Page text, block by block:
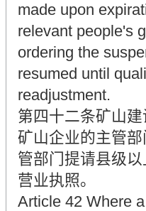
made upon
relevant people's
ordering the
resumed until
readjustment.
第四十二条矿山
矿山企业的主管
管部门提请县级
营业执照。
Article 42 Where